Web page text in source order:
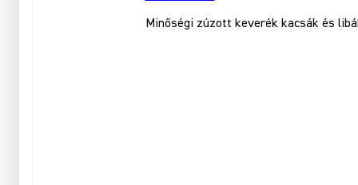
Minőségi zúzott keverék kacsák és